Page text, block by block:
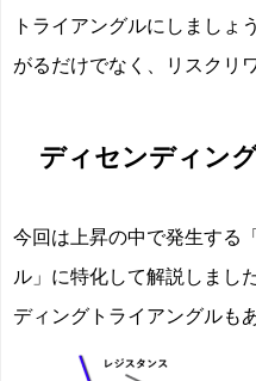
トライアングルにしましょ
がるだけでなく、リスクリ
ディセンディン
今回は上昇の中で発生する
ル」に特化して解説しまし
ディングトライアングルも